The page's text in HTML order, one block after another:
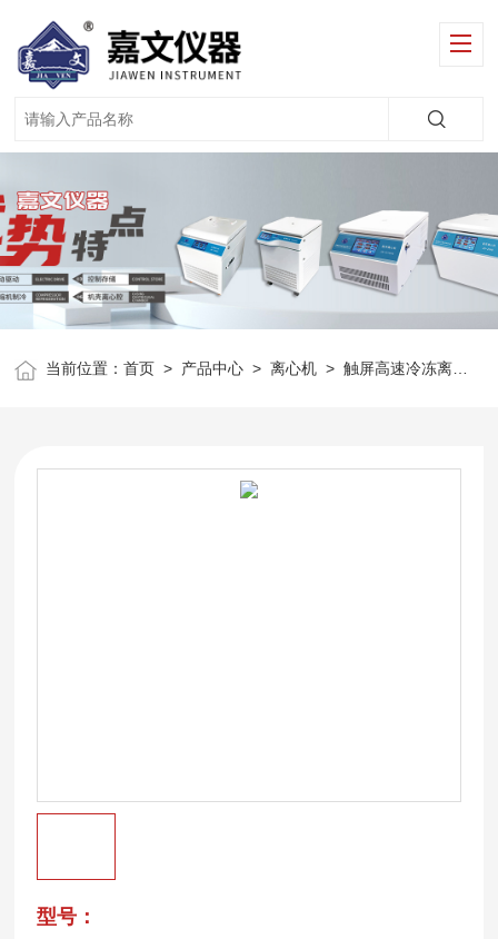
当前位置：首页 > 产品中心 >离心机 >触屏高速冷冻离心机
型号：